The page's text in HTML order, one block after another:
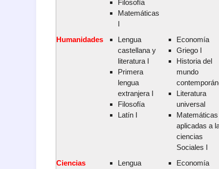
Filosofía
Matemáticas
I
Humanidades
Lengua
castellana y
literatura I
Primera
lengua
extranjera I
Filosofía
Latín I
Economía
Griego I
Historia del
mundo
Literatura
universal
Matemáticas
aplicadas a
ciencias
Sociales I
Ciencias
Lengua
Economía